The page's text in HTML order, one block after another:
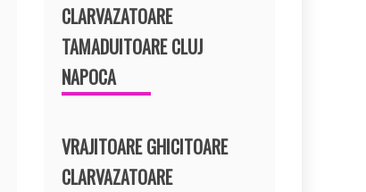
CLARVAZATOARE
TAMADUITOARE CLUJ
NAPOCA
VRAJITOARE GHICITOARE
CLARVAZATOARE